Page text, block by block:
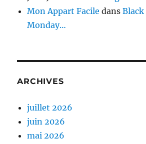
Mon Appart Facile dansBlack
Monday…
ARCHIVES
juillet 2026
juin 2026
mai 2026